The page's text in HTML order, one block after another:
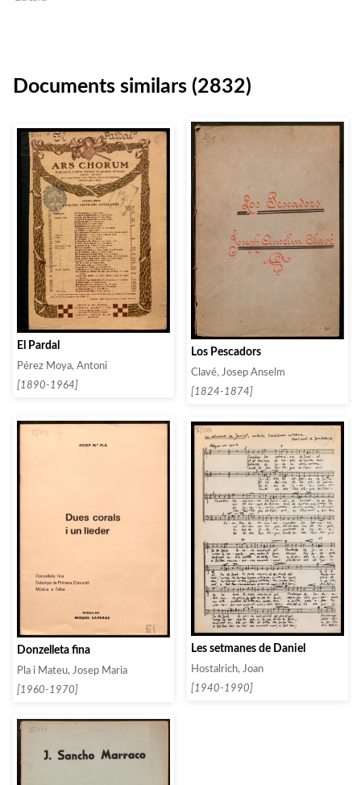
Documents similars (2832)
El Pardal
Pérez Moya, Antoni
[1890-1964]
Los Pescadors
Clavé, Josep Anselm
[1824-1874]
Donzelleta fina
Pla i Mateu, Josep Maria
[1960-1970]
Les setmanes de Daniel
Hostalrich, Joan
[1940-1990]